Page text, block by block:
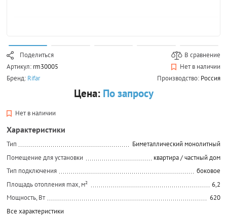
Поделиться
В сравнение
Артикул: rm30005
Нет в наличии
Бренд: Rifar Производство: Россия
Цена: По запросу
Нет в наличии
Характеристики
Тип
Биметаллический монолитный
Помещение для установки
квартира / частный дом
Тип подключения
боковое
Площадь отопления max, м²
6,2
Мощность, Вт
620
Все характеристики